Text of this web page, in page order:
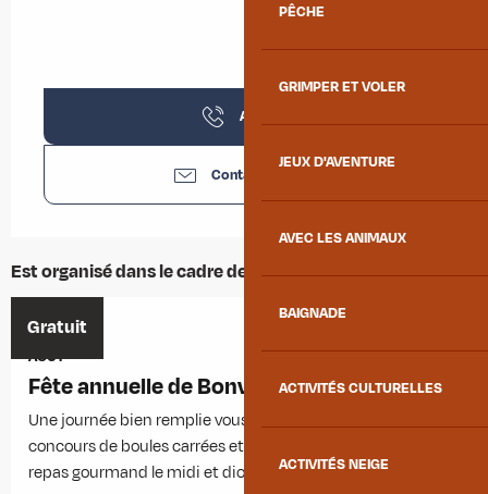
PÊCHE
GRIMPER ET VOLER
JEUX D'AVENTURE
AVEC LES ANIMAUX
BAIGNADE
ACTIVITÉS CULTURELLES
ACTIVITÉS NEIGE
Appeler
Contactez-nous
Est organisé dans le cadre de ...
Gratuit
9
AOÛT
Fête annuelle de Bonvillaret
Une journée bien remplie vous attend à Bonvillaret ! Messe,
concours de boules carrées et pétanque, apéritif musical,
repas gourmand le midi et diots polenta le soir et pour...